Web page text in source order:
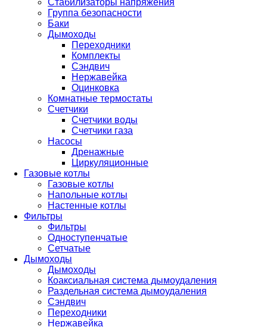
Стабилизаторы напряжения
Группа безопасности
Баки
Дымоходы
Переходники
Комплекты
Сэндвич
Нержавейка
Оцинковка
Комнатные термостаты
Счетчики
Счетчики воды
Счетчики газа
Насосы
Дренажные
Циркуляционные
Газовые котлы
Газовые котлы
Напольные котлы
Настенные котлы
Фильтры
Фильтры
Одноступенчатые
Сетчатые
Дымоходы
Дымоходы
Коаксиальная система дымоудаления
Раздельная система дымоудаления
Сэндвич
Переходники
Нержавейка